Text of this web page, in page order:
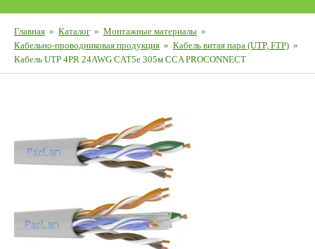
Главная » Каталог » Монтажные материалы »
Кабельно-проводниковая продукция » Кабель витая пара (UTP, FTP) »
Кабель UTP 4PR 24AWG CAT5e 305м CCA PROCONNECT